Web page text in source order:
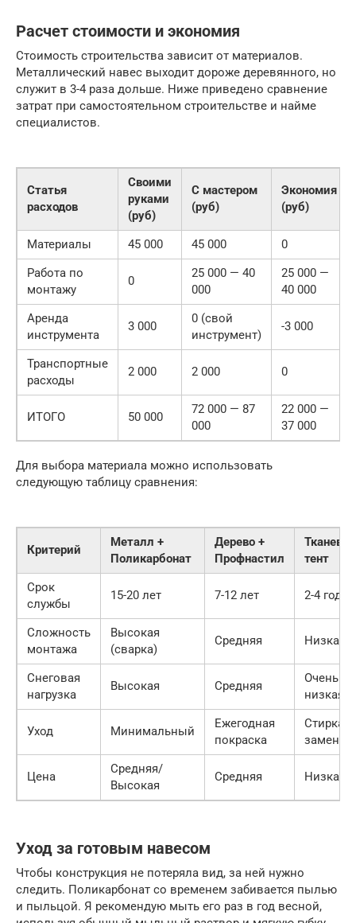
Расчет стоимости и экономия
Стоимость строительства зависит от материалов.
Металлический навес выходит дороже деревянного, но
служит в 3-4 раза дольше. Ниже приведено сравнение
затрат при самостоятельном строительстве и найме
специалистов.
Статья
расходов
Своими
руками
(руб)
С мастером
(руб)
Экономия
(руб)
Материалы 45 000 45 000
0
Работа по
монтажу
0
25 000 — 40
000
25 000 —
40 000
Аренда
инструмента
3 000
0 (свой
инструмент)
-3 000
Транспортные
расходы
2 000 2 000 0
ИТОГО 50 000
72 000 — 87
000
22 000 —
37 000
Для выбора материала можно использовать
следующую таблицу сравнения:
Критерий
Металл +
Поликарбонат
Дерево +
Профнастил
тент
Срок
службы
15-20 лет 7-12 лет 2-4 года
Сложность
монтажа
Высокая
(сварка)
Средняя Низкая
Снеговая
нагрузка
Высокая Средняя
Очень
низкая
Уход Минимальный
Ежегодная
покраска
Стирка/
замена
Цена
Средняя/
Высокая
Средняя Низкая
Уход за готовым навесом
Чтобы конструкция не потеряла вид, за ней нужно
следить. Поликарбонат со временем забивается пылью
и пыльцой. Я рекомендую мыть его раз в год весной,